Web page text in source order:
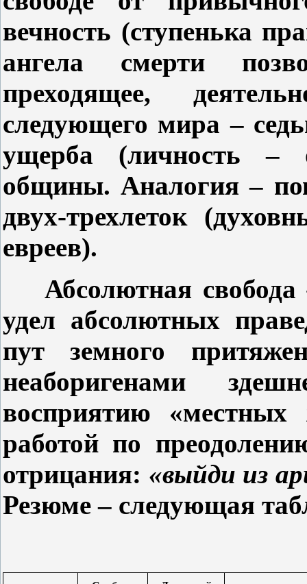
вечность (ступенька
ангела смерти
преходящее,
следующего мира –
ущерба (личность –
общины. Аналогия –
двух-трехлеток
евреев).
Абсолютная свобода
удел абсолютных
пут земного
неаборигенами
восприятию
работой по
отрицания: «выйди из
Резюме – следующая